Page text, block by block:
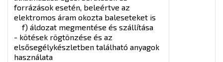
forrázások esetén, beleértve az
elektromos áram okozta baleseteket is
f) áldozat megmentése és szállítása
- kötések rögtönzése és az
elsősegélykészletben található anyagok
használata